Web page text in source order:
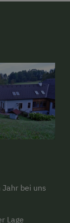
bei uns
Lage